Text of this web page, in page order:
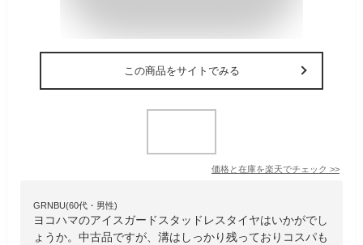
この商品をサイトでみる
価格と在庫を楽天でチェック >>
GRNBU(60代・男性)
ヨコハマのアイスガードスタッドレスタイヤはいかがでし
ょうか。中古品ですが、溝はしっかり残っておりコスパも